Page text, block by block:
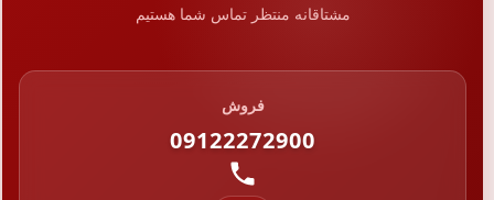
مشتاقانه منتظر تماس شما هستیم
فروش
09122272900